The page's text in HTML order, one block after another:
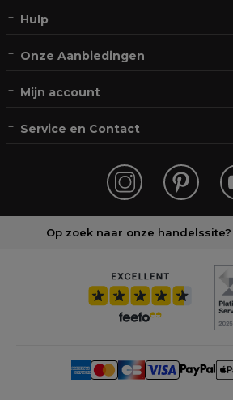
Hulp
Onze Aanbiedingen
Mijn account
Service en Contact
Op zoek naar onze handelssite?